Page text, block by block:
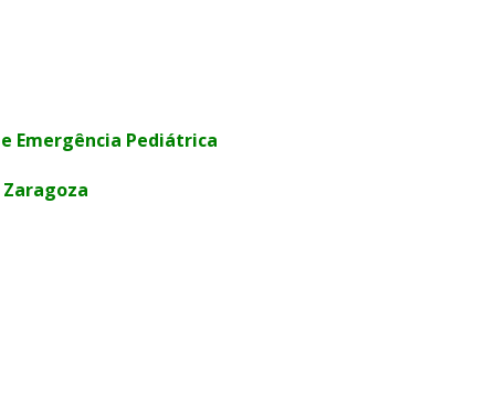
Emergência Pediátrica